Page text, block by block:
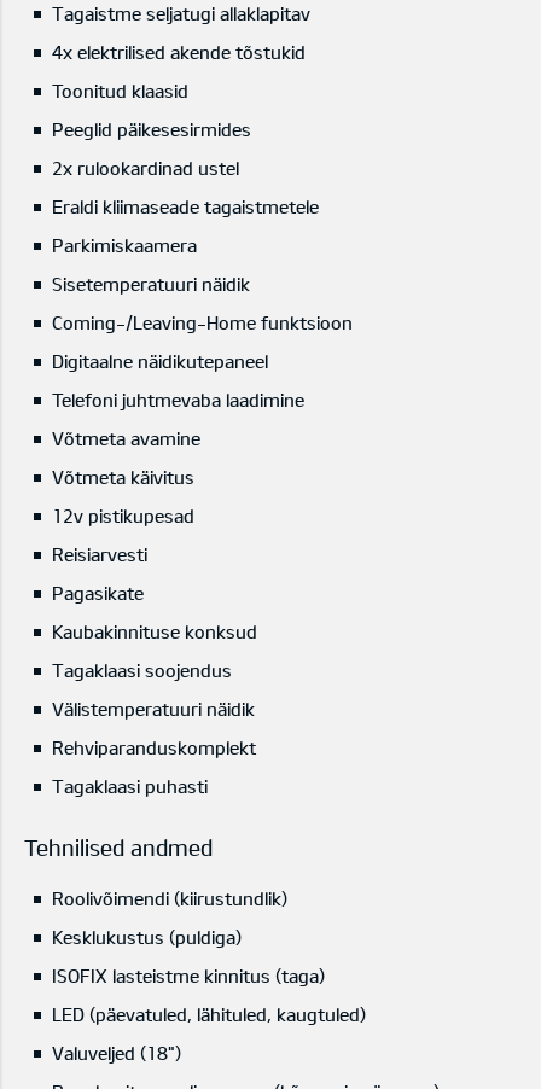
Tagaistme seljatugi allaklapitav
4x elektrilised akende tõstukid
Toonitud klaasid
Peeglid päikesesirmides
2x rulookardinad ustel
Eraldi kliimaseade tagaistmetele
Parkimiskaamera
Sisetemperatuuri näidik
Coming-/Leaving-Home funktsioon
Digitaalne näidikutepaneel
Telefoni juhtmevaba laadimine
Võtmeta avamine
Võtmeta käivitus
12v pistikupesad
Reisiarvesti
Pagasikate
Kaubakinnituse konksud
Tagaklaasi soojendus
Välistemperatuuri näidik
Rehviparanduskomplekt
Tagaklaasi puhasti
Tehnilised andmed
Roolivõimendi (kiirustundlik)
Kesklukustus (puldiga)
ISOFIX lasteistme kinnitus (taga)
LED (päevatuled, lähituled, kaugtuled)
Valuveljed (18")